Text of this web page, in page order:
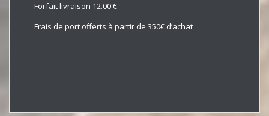
Forfait livraison 12.00 €
Frais de port offerts à partir de 350€ d’achat